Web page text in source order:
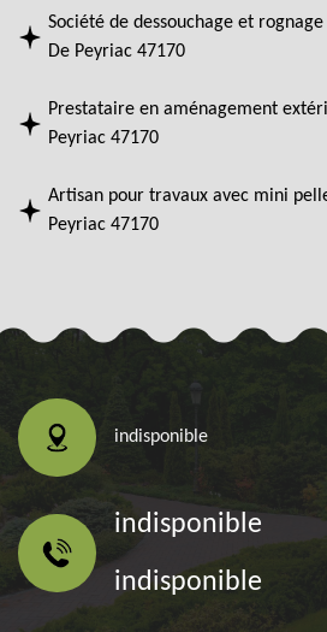
Société de dessouchage et
De Peyriac 47170
Prestataire en aménagement
Peyriac 47170
Artisan pour travaux avec mini
Peyriac 47170
indisponible
indisponible
indisponible